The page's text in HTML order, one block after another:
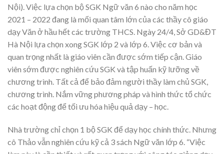
Nội). Việc lựa chọn bộ SGK Ngữ văn 6 nào cho năm học
2021 – 2022 đang là mối quan tâm lớn của các thầy cô giáo
dạy Văn ở hầu hết các trường THCS. Ngày 24/4, Sở GD&ĐT
Hà Nội lựa chọn xong SGK lớp 2 và lớp 6. Việc cơ bản và
quan trọng nhất là giáo viên cần được sớm tiếp cận. Giáo
viên sớm được nghiên cứu SGK và tập huấn kỹ lưỡng về
chương trình. Tất cả để bảo đảm người thầy làm chủ SGK,
chương trình. Nắm vững phương pháp và hình thức tổ chức
các hoạt động để tối ưu hóa hiệu quả dạy – học.
Nhà trường chỉ chọn 1 bộ SGK để dạy học chính thức. Nhưng
cô Thảo vẫn nghiên cứu kỹ cả 3 sách Ngữ văn lớp 6. “Việc